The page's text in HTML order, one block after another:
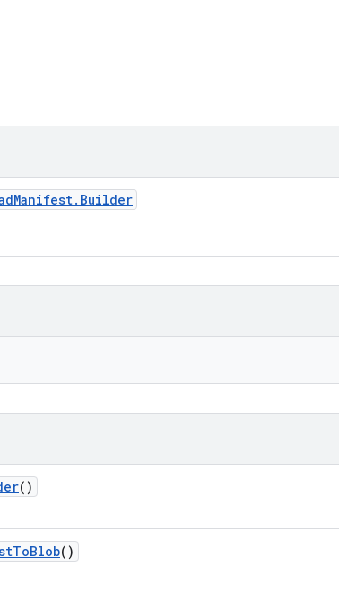
Manifest. Builder
()
ToBlob()